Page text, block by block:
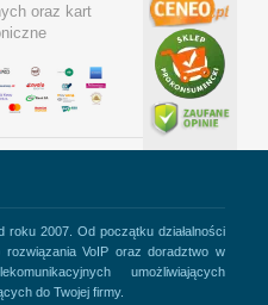
oraz kart
2007. Od początku działalności
VoIP oraz doradztwo w
umożliwiających
do Twojej firmy.